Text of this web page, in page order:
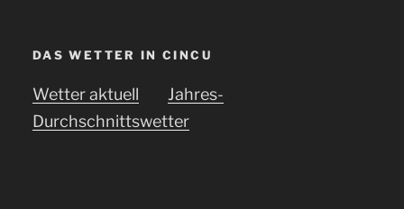
DAS WETTER IN CINCU
Wetter aktuell
Jahres-
Durchschnittswetter